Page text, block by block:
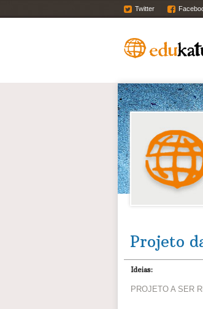
Twitter
Projeto
Ideias:
PROJETO A SER